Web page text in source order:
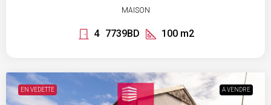
MAISON
4 7739BD 100 m2
EN VEDETTE A VENDRE